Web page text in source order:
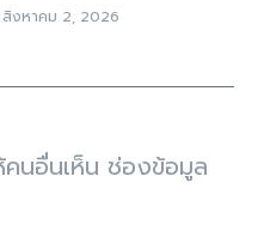
สิงหาคม 2, 2026
นอื่นเห็น ช่องข้อมูล